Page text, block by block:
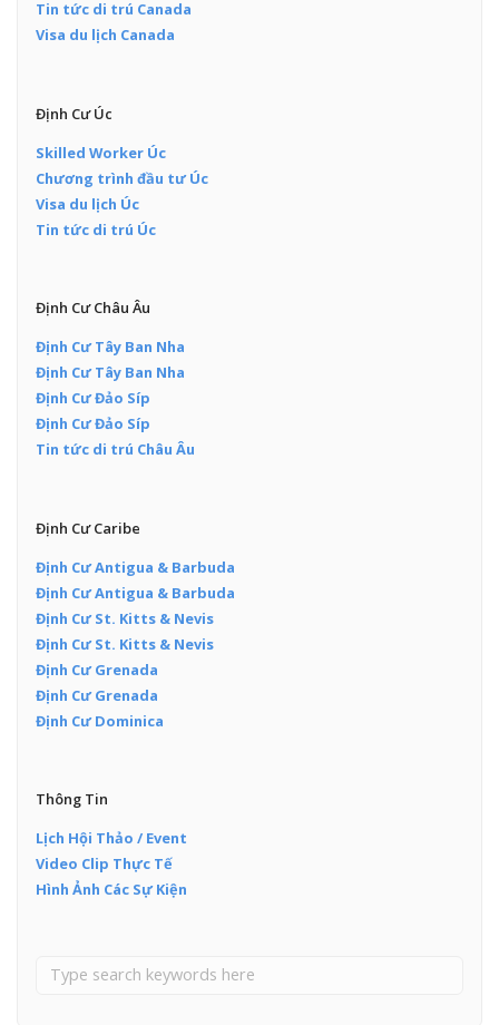
Tin tức di trú Canada
Visa du lịch Canada
Định Cư Úc
Skilled Worker Úc
Chương trình đầu tư Úc
Visa du lịch Úc
Tin tức di trú Úc
Định Cư Châu Âu
Định Cư Tây Ban Nha
Định Cư Tây Ban Nha
Định Cư Đảo Síp
Định Cư Đảo Síp
Tin tức di trú Châu Âu
Định Cư Caribe
Định Cư Antigua & Barbuda
Định Cư Antigua & Barbuda
Định Cư St. Kitts & Nevis
Định Cư St. Kitts & Nevis
Định Cư Grenada
Định Cư Grenada
Định Cư Dominica
Thông Tin
Lịch Hội Thảo / Event
Video Clip Thực Tế
Hình Ảnh Các Sự Kiện